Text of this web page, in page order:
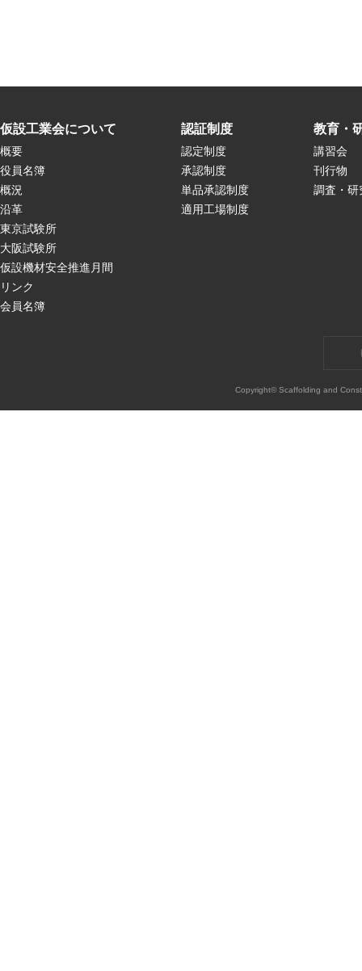
仮設工業会について
概要
役員名簿
概況
沿革
東京試験所
大阪試験所
仮設機材安全推進月間
リンク
会員名簿
認証制度
認定制度
承認制度
単品承認制度
適用工場制度
教育・
講習会
刊行物
調査・研
Copyright© Scaffolding and